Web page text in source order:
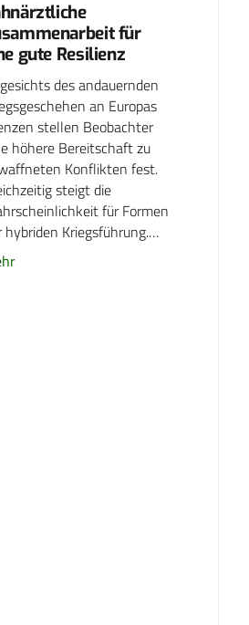
für
gute Resilienz
des andauernden
an Europas
stellen Beobachter
höhere Bereitschaft zu
Konflikten fest.
steigt die
für Formen
hybriden Kriegsführung.…